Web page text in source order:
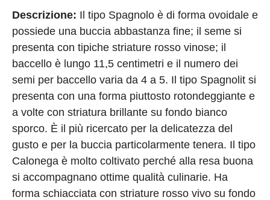
Descrizione: Il tipo Spagnolo è di forma ovoidale e
possiede una buccia abbastanza fine; il seme si
presenta con tipiche striature rosso vinose; il
baccello è lungo 11,5 centimetri e il numero dei
semi per baccello varia da 4 a 5. Il tipo Spagnolit si
presenta con una forma piuttosto rotondeggiante e
a volte con striatura brillante su fondo bianco
sporco. È il più ricercato per la delicatezza del
gusto e per la buccia particolarmente tenera. Il tipo
Calonega è molto coltivato perché alla resa buona
si accompagnano ottime qualità culinarie. Ha
forma schiacciata con striature rosso vivo su fondo